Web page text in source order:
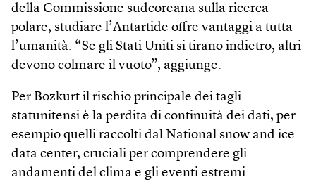
della Commissione sudcoreana sulla ricerca
polare, studiare l’Antartide offre vantaggi a tutta
l’umanità. “Se gli Stati Uniti si tirano indietro, altri
devono colmare il vuoto”, aggiunge.
Per Bozkurt il rischio principale dei tagli
statunitensi è la perdita di continuità dei dati, per
esempio quelli raccolti dal National snow and ice
data center, cruciali per comprendere gli
andamenti del clima e gli eventi estremi.